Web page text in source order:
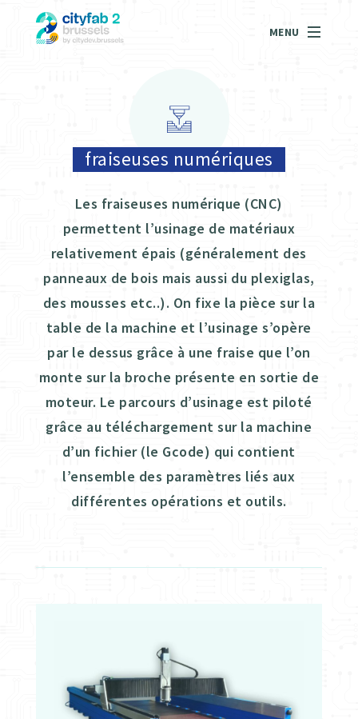
MENU
fraiseuses numériques
Les fraiseuses numérique (CNC)
permettent l’usinage de matériaux
relativement épais (généralement des
panneaux de bois mais aussi du plexiglas,
des mousses etc..). On fixe la pièce sur la
table de la machine et l’usinage s’opère
par le dessus grâce à une fraise que l’on
monte sur la broche présente en sortie de
moteur. Le parcours d’usinage est piloté
grâce au téléchargement sur la machine
d’un fichier (le Gcode) qui contient
l’ensemble des paramètres liés aux
différentes opérations et outils.